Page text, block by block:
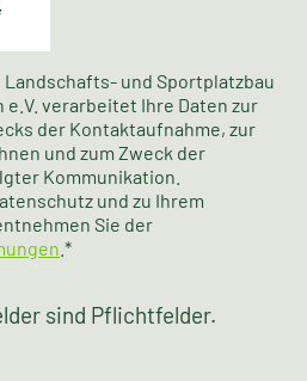
Landschafts- und Sportplatzbau
verarbeitet Ihre Daten zur
der Kontaktaufnahme, zur
und zum Zweck der
Kommunikation.
und zu Ihrem
Sie der
.*
sind Pflichtfelder.